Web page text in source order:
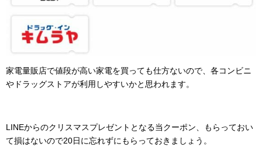
家電量販店で値段が高い家電を買っても仕方ないので、各コンビニ
やドラッグストアが利用しやすいかと思われます。
LINEからのクリスマスプレゼントとなる当クーポン、もらっておい
て損はないので20日に忘れずにもらっておきましょう。